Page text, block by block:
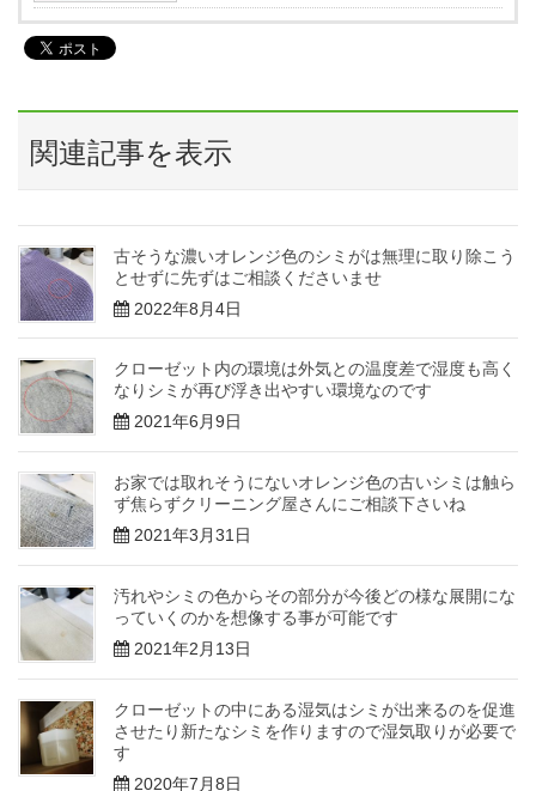
関連記事を表示
古そうな濃いオレンジ色のシミがは無理に取り除こう
とせずに先ずはご相談くださいませ
2022年8月4日
クローゼット内の環境は外気との温度差で湿度も高く
なりシミが再び浮き出やすい環境なのです
2021年6月9日
お家では取れそうにないオレンジ色の古いシミは触ら
ず焦らずクリーニング屋さんにご相談下さいね
2021年3月31日
汚れやシミの色からその部分が今後どの様な展開にな
っていくのかを想像する事が可能です
2021年2月13日
クローゼットの中にある湿気はシミが出来るのを促進
させたり新たなシミを作りますので湿気取りが必要で
す
2020年7月8日